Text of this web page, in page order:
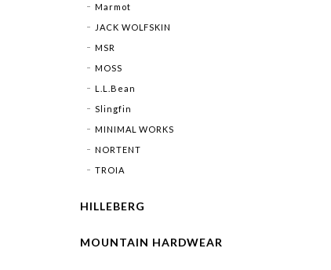
Marmot
JACK WOLFSKIN
MSR
MOSS
L.L.Bean
Slingfin
MINIMAL WORKS
NORTENT
TROIA
HILLEBERG
MOUNTAIN HARDWEAR